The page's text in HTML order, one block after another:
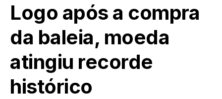
Logo após a compra
da baleia, moeda
atingiu recorde
histórico